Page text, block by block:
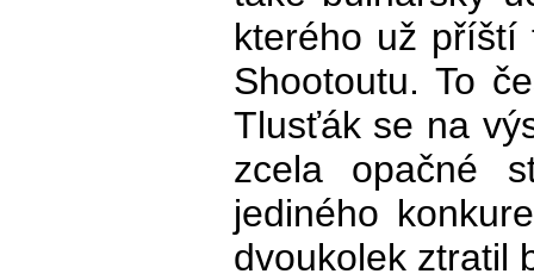
kterého už příští
Shootoutu. To
Tlusťák se na
zcela opačné
jediného
dvoukolek ztratil